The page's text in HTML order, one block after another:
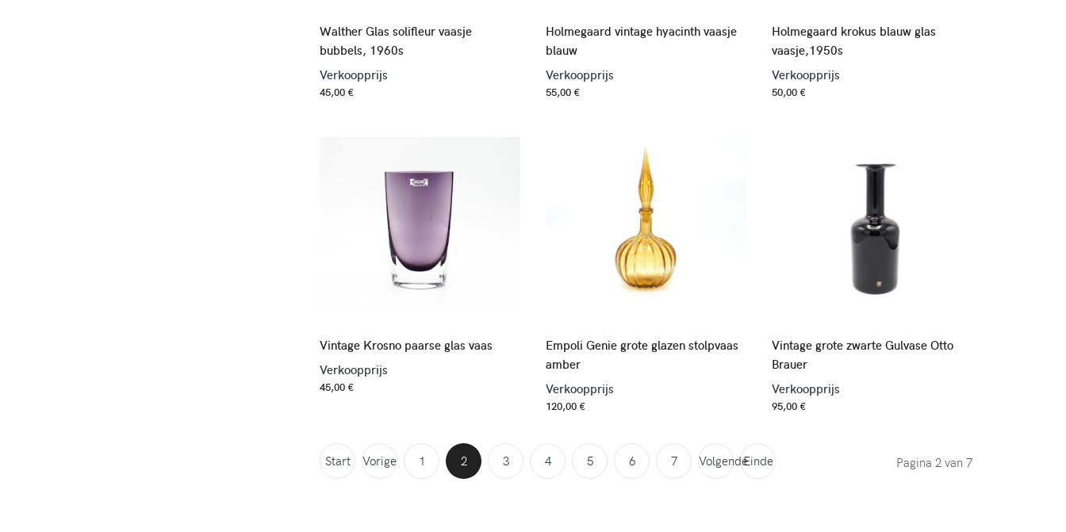
Walther Glas solifleur vaasje
bubbels, 1960s
Verkoopprijs
45,00 €
Holmegaard vintage hyacinth vaasje
blauw
Verkoopprijs
55,00 €
Holmegaard krokus blauw glas
vaasje,1950s
Verkoopprijs
50,00 €
Vintage Krosno paarse glas vaas
Verkoopprijs
45,00 €
Empoli Genie grote glazen stolpvaas
amber
Verkoopprijs
120,00 €
Vintage grote zwarte Gulvase Otto
Brauer
Verkoopprijs
95,00 €
Start Vorige 1 2 3 4 5 6 7 VolgendeEinde Pagina 2 van 7